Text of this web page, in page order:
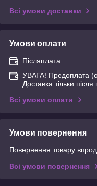
Всі умови доставки
Умови оплати
Післяплата
УВАГА! Предоплата
Доставка тільки
Всі умови оплати
Умови повернення
Повернення товару
Всі умови повернення